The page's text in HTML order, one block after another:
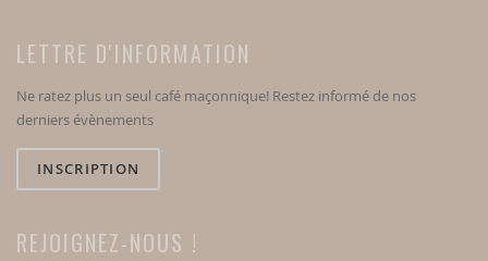
LETTRE D'INFORMATION
Ne ratez plus un seul café maçonnique! Restez informé de nos
derniers évènements
INSCRIPTION
REJOIGNEZ-NOUS !